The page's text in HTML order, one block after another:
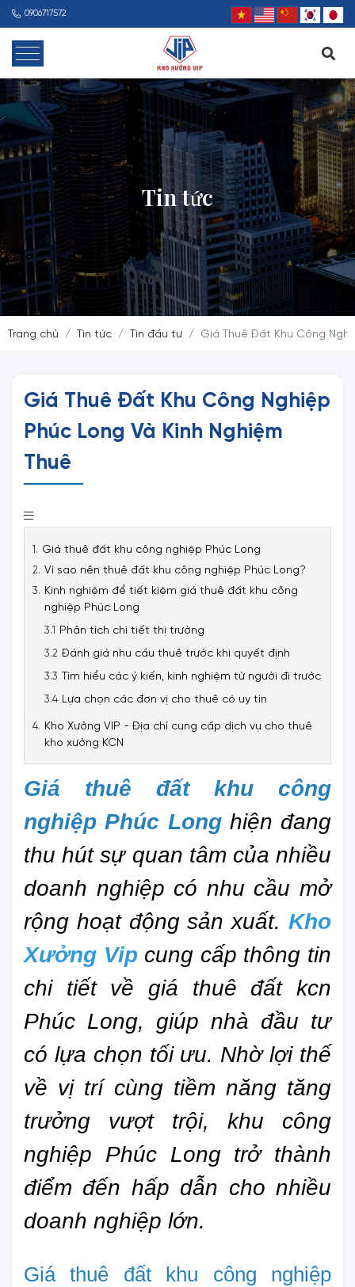
0906717572
Tin tức
Trang chủ Tin tức Tin đầu tư Giá Thuê Đất Khu Công
Giá Thuê Đất Khu Công Nghiệp
Phúc Long Và Kinh Nghiệm
Thuê
Giá thuê đất khu công nghiệp Phúc Long
Vì sao nên thuê đất khu công nghiệp Phúc Long?
Kinh nghiệm để tiết kiệm giá thuê đất khu công
nghiệp Phúc Long
Phân tích chi tiết thị trường
Đánh giá nhu cầu thuê trước khi quyết định
Tìm hiểu các ý kiến, kinh nghiệm từ người đi trước
Lựa chọn các đơn vị cho thuê có uy tín
Kho Xưởng VIP - Địa chỉ cung cấp dịch vụ cho thuê
kho xưởng KCN
Giá thuê đất khu công
nghiệp Phúc Long hiện đang
thu hút sự quan tâm của nhiều
doanh nghiệp có nhu cầu mở
rộng hoạt động sản xuất. Kho
Xưởng Vip cung cấp thông tin
chi tiết về giá thuê đất kcn
Phúc Long, giúp nhà đầu tư
có lựa chọn tối ưu. Nhờ lợi thế
về vị trí cùng tiềm năng tăng
trưởng vượt trội, khu công
nghiệp Phúc Long trở thành
điểm đến hấp dẫn cho nhiều
doanh nghiệp lớn.
Giá thuê đất khu công nghiệp